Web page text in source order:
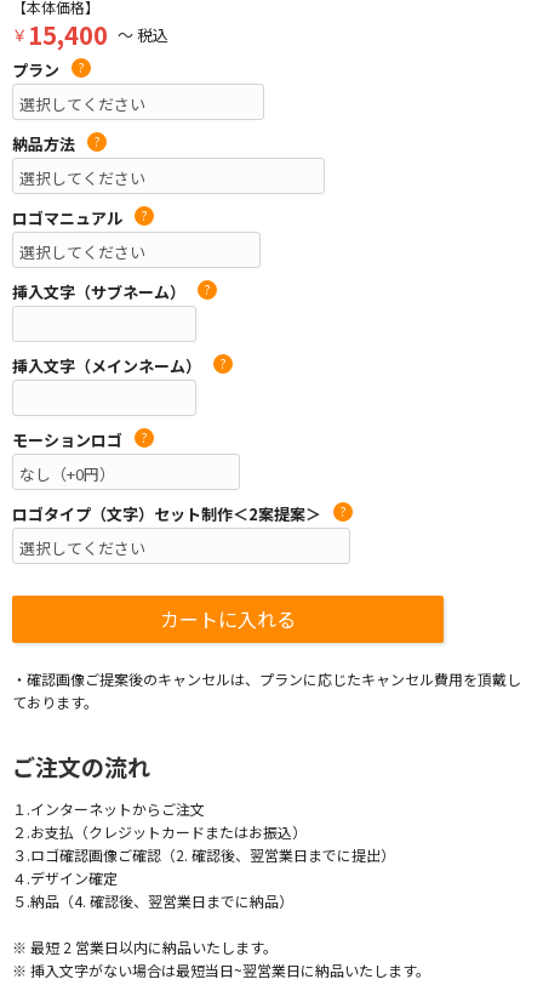
【本体価格】
￥ 15,400 ～ 税込
プラン
?
納品方法 ?
ロゴマニュアル ?
挿入文字（サブネーム） ?
挿入文字（メインネーム） ?
モーションロゴ ?
ロゴタイプ（文字）セット制作＜2案提案＞ ?
・確認画像ご提案後のキャンセルは、プランに応じたキャンセル費用を頂戴し
ております。
ご注文の流れ
１.インターネットからご注文
２.お支払（クレジットカードまたはお振込）
３.ロゴ確認画像ご確認（2. 確認後、翌営業日までに提出）
４.デザイン確定
５.納品（4. 確認後、翌営業日までに納品）
※ 最短 2 営業日以内に納品いたします。
※ 挿入文字がない場合は最短当日~翌営業日に納品いたします。